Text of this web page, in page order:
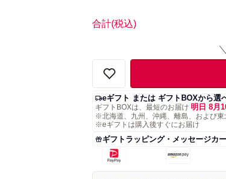
合計(税込)
eギフト または ギフトBOXから選
ギフトBOXは、最短のお届け 明日 8月
※北海道、九州、沖縄、離島、および
※eギフトは購入後すぐにお届け
ギフトラッピング・メッセージカ